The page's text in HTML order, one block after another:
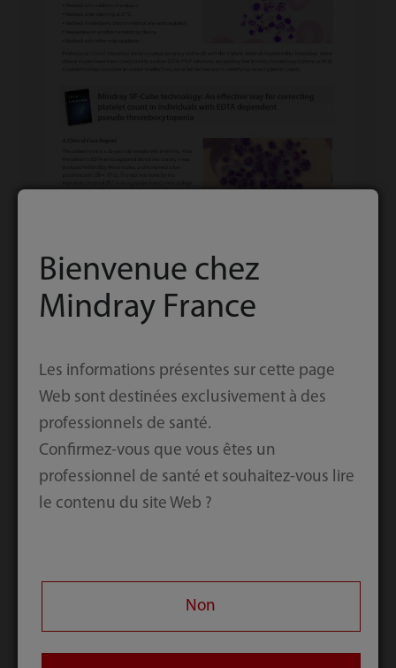
Téléchargement
Téléchargement
Bienvenue chez
Mindray France
Les informations présentes sur cette page
Web sont destinées exclusivement à des
professionnels de santé.
Confirmez-vous que vous êtes un
professionnel de santé et souhaitez-vous lire
le contenu du site Web ?
Non